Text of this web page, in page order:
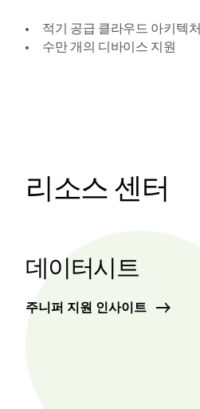
적기 공급 클라우드 아키텍처
수만 개의 디바이스 지원
리소스 센터
데이터시트
주니퍼 지원 인사이트